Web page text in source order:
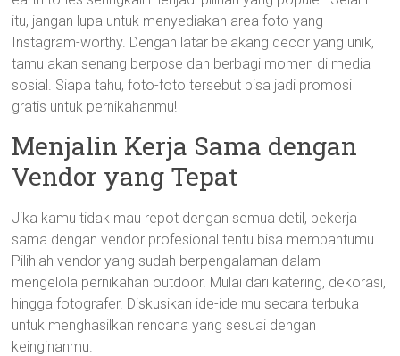
itu, jangan lupa untuk menyediakan area foto yang
Instagram-worthy. Dengan latar belakang decor yang unik,
tamu akan senang berpose dan berbagi momen di media
sosial. Siapa tahu, foto-foto tersebut bisa jadi promosi
gratis untuk pernikahanmu!
Menjalin Kerja Sama dengan
Vendor yang Tepat
Jika kamu tidak mau repot dengan semua detil, bekerja
sama dengan vendor profesional tentu bisa membantumu.
Pilihlah vendor yang sudah berpengalaman dalam
mengelola pernikahan outdoor. Mulai dari katering, dekorasi,
hingga fotografer. Diskusikan ide-ide mu secara terbuka
untuk menghasilkan rencana yang sesuai dengan
keinginanmu.